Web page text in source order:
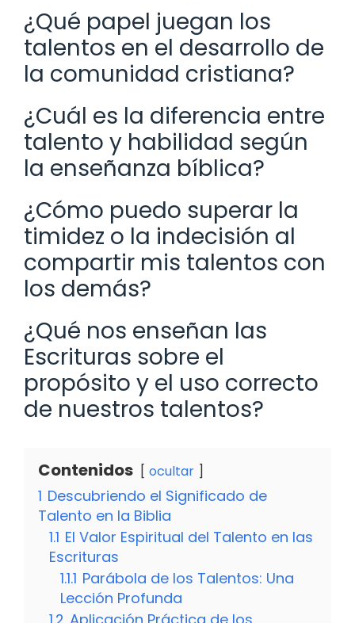
¿Qué papel juegan los
talentos en el desarrollo de
la comunidad cristiana?
¿Cuál es la diferencia entre
talento y habilidad según
la enseñanza bíblica?
¿Cómo puedo superar la
timidez o la indecisión al
compartir mis talentos con
los demás?
¿Qué nos enseñan las
Escrituras sobre el
propósito y el uso correcto
de nuestros talentos?
Contenidos ocultar
1 Descubriendo el Significado de
Talento en la Biblia
1.1 El Valor Espiritual del Talento en las
Escrituras
1.1.1 Parábola de los Talentos: Una
Lección Profunda